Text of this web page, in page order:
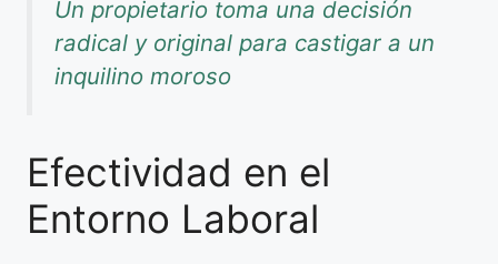
Un propietario toma una decisión
radical y original para castigar a un
inquilino moroso
Efectividad en el
Entorno Laboral